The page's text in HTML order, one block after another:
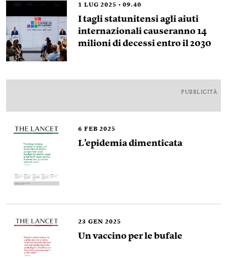
1 LUG 2025 09.40
I tagli statunitensi agli aiuti
internazionali causeranno 14
milioni di decessi entro il 2030
PUBBLICITÀ
6 FEB 2025
L’epidemia dimenticata
23 GEN 2025
Un vaccino per le bufale